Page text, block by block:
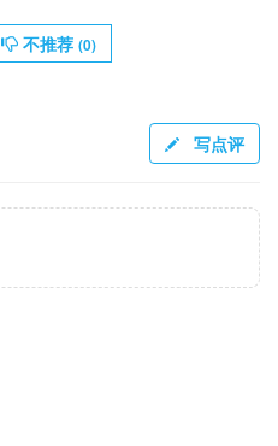
不推荐 (0)
写点评